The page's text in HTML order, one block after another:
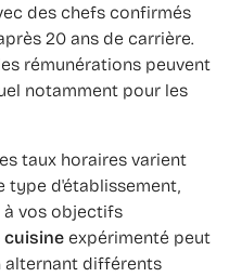
des chefs confirmés
20 ans de carrière.
rémunérations peuvent
notamment pour les
taux horaires varient
type d'établissement,
vos objectifs
cuisine expérimenté peut
alternant différents